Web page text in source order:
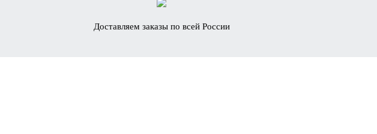
Доставляем заказы по всей России